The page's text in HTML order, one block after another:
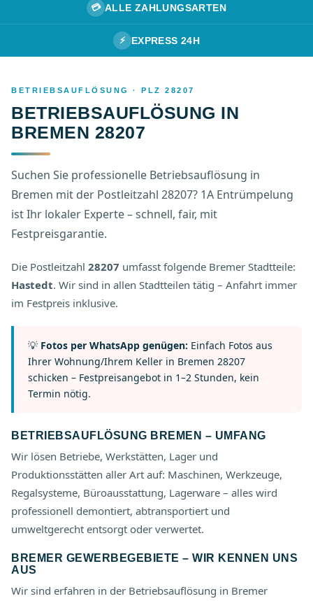
💳 ALLE ZAHLUNGSARTEN
⚡ EXPRESS 24H
BETRIEBSAUFLÖSUNG · PLZ 28207
BETRIEBSAUFLÖSUNG IN
BREMEN 28207
Suchen Sie professionelle Betriebsauflösung in
Bremen mit der Postleitzahl 28207? 1A Entrümpelung
ist Ihr lokaler Experte – schnell, fair, mit
Festpreisgarantie.
Die Postleitzahl 28207 umfasst folgende Bremer Stadtteile:
Hastedt. Wir sind in allen Stadtteilen tätig – Anfahrt immer
im Festpreis inklusive.
💡 Fotos per WhatsApp genügen: Einfach Fotos aus
Ihrer Wohnung/Ihrem Keller in Bremen 28207
schicken – Festpreisangebot in 1–2 Stunden, kein
Termin nötig.
BETRIEBSAUFLÖSUNG BREMEN – UMFANG
Wir lösen Betriebe, Werkstätten, Lager und
Produktionsstätten aller Art auf: Maschinen, Werkzeuge,
Regalsysteme, Büroausstattung, Lagerware – alles wird
professionell demontiert, abtransportiert und
umweltgerecht entsorgt oder verwertet.
BREMER GEWERBEGEBIETE – WIR KENNEN UNS
AUS
Wir sind erfahren in der Betriebsauflösung in Bremer